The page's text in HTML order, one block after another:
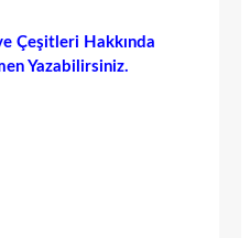
Çeşitleri Hakkında
Yazabilirsiniz.